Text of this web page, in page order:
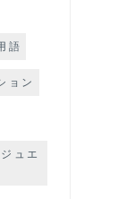
語
ョン
ュエ